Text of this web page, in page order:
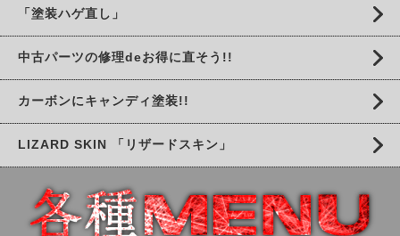
「塗装ハゲ直し」
中古パーツの修理deお得に直そう!!
カーボンにキャンディ塗装!!
LIZARD SKIN 「リザードスキン」